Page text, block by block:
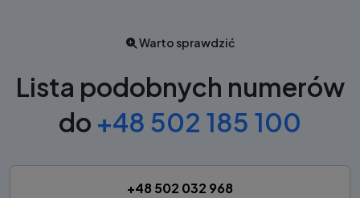
Warto sprawdzić
Lista podobnych numerów
do +48 502 185 100
+48 502 032 968